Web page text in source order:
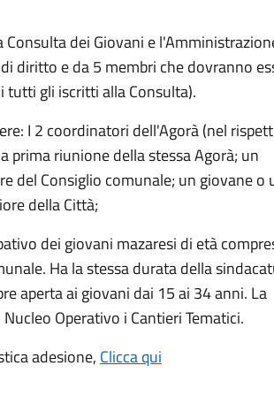
dei Giovani e
diritto e da 5 membri che dovranno
gli iscritti alla Consulta).
I 2 coordinatori dell'Agorà (nel
prima riunione della stessa Agorà; un
del Consiglio comunale; un giovane o
della Città;
dei giovani mazaresi di età
Ha la stessa durata della
aperta ai giovani dai 15 ai 34 anni. La
Operativo i Cantieri Tematici.
adesione, Clicca qui